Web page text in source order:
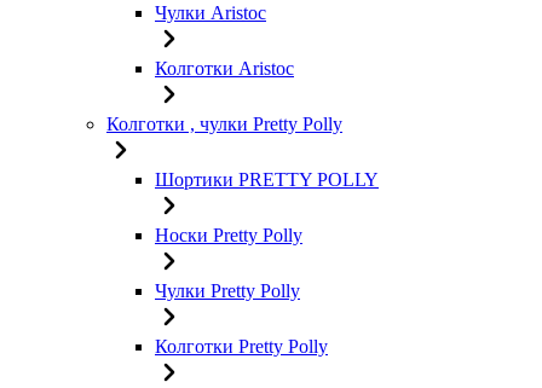
Чулки Aristoc
Колготки Aristoc
Колготки , чулки Pretty Polly
Шортики PRETTY POLLY
Носки Pretty Polly
Чулки Pretty Polly
Колготки Pretty Polly